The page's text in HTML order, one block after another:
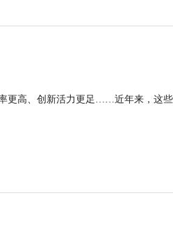
更高、创新活力更足……近年来，这